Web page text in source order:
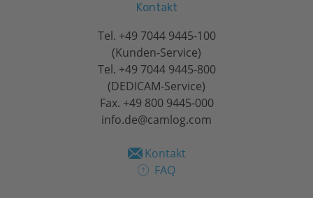
Kontakt
Tel. +49 7044 9445-100
(Kunden-Service)
Tel. +49 7044 9445-800
(DEDICAM-Service)
Fax. +49 800 9445-000
info.de@camlog.com
Kontakt
FAQ